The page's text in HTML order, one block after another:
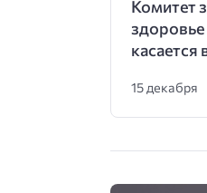
Комитет
касается
15 декабря